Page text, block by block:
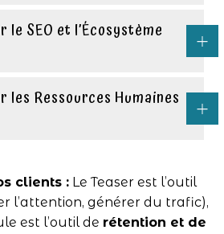
le SEO et l’Écosystème
les Ressources Humaines
clients : Le Teaser est l’outil
l’attention, générer du trafic),
est l’outil de rétention et de